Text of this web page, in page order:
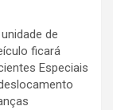
de
ficará
Especiais